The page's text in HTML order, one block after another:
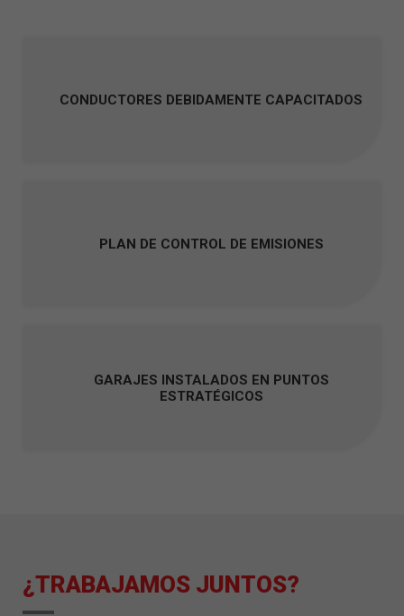
CONDUCTORES DEBIDAMENTE CAPACITADOS
PLAN DE CONTROL DE EMISIONES
GARAJES INSTALADOS EN PUNTOS
ESTRATÉGICOS
¿TRABAJAMOS JUNTOS?